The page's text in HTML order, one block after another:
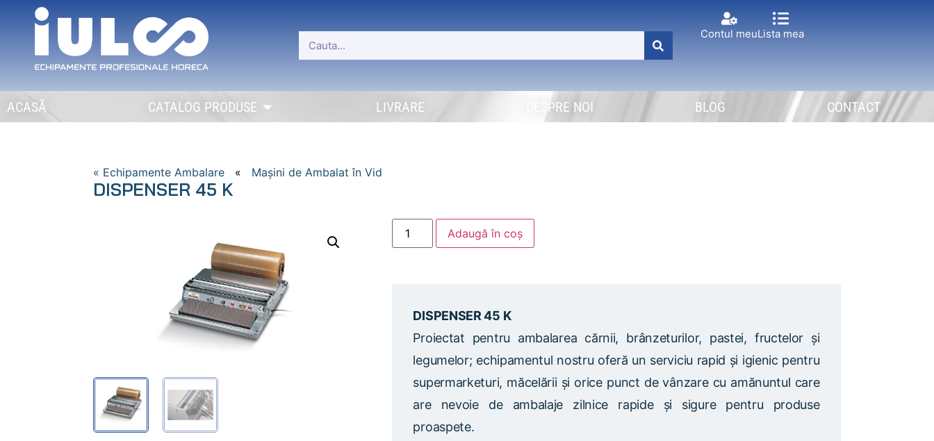
Contul meuLista mea
ACASĂ CATALOG PRODUSE LIVRARE DESPRE NOI BLOG CONTACT
« Echipamente Ambalare « Mașini de Ambalat în Vid
DISPENSER 45 K
Adaugă în coș
DISPENSER 45 K
Proiectat pentru ambalarea cărnii, brânzeturilor, pastei, fructelor și
legumelor; echipamentul nostru oferă un serviciu rapid și igienic pentru
supermarketuri, măcelării și orice punct de vânzare cu amănuntul care
are nevoie de ambalaje zilnice rapide și sigure pentru produse
proaspete.